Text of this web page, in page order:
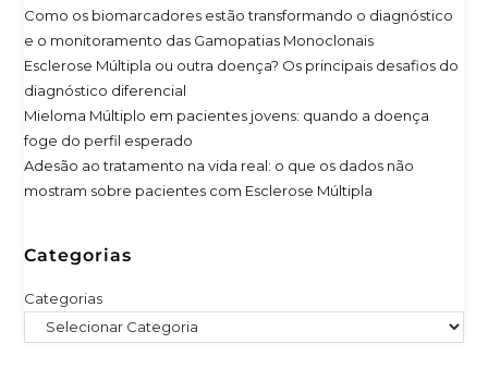
Como os biomarcadores estão transformando o diagnóstico
e o monitoramento das Gamopatias Monoclonais
Esclerose Múltipla ou outra doença? Os principais desafios do
diagnóstico diferencial
Mieloma Múltiplo em pacientes jovens: quando a doença
foge do perfil esperado
Adesão ao tratamento na vida real: o que os dados não
mostram sobre pacientes com Esclerose Múltipla
Categorias
Categorias